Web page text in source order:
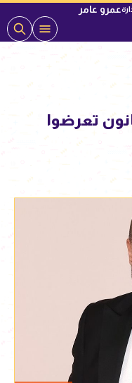
عمرو عامر
تعرضوا